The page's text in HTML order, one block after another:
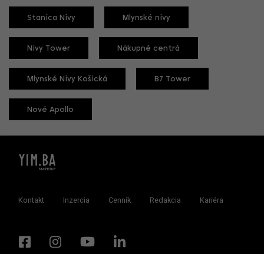
Stanica Nivy Mlynské nivy
Nivy Tower Nákupné centrá
Mlynské Nivy Košická B7 Tower
Nové Apollo
Kontakt Inzercia Cenník Redakcia Kariéra